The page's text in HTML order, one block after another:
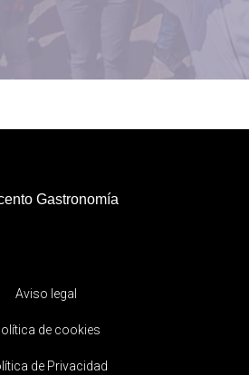
Aviso legal
de cookies
de Privacidad